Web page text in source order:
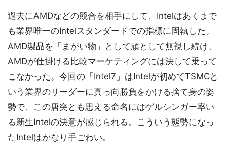
過去にAMDなどの競合を相手にして、Intelはあくまで
も業界唯一のIntelスタンダードでの指標に固執した。
AMD製品を「まがい物」として頑として無視し続け、
AMDが仕掛ける比較マーケティングには決して乗って
こなかった。今回の「Intel7」はIntelが初めてTSMCと
いう業界のリーダーに真っ向勝負をかける捨て身の姿
勢で、この唐突とも思える命名にはゲルシンガー率い
る新生Intelの決意が感じられる。こういう態勢になっ
たIntelはかなり手ごわい。